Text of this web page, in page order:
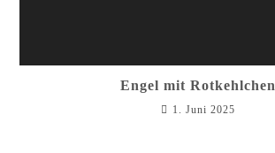
Engel mit Rotkehlchen
1. Juni 2025